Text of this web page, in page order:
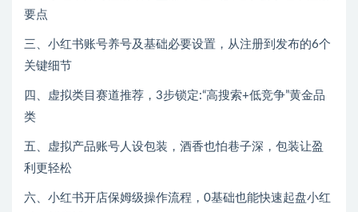
要点
三、小红书账号养号及基础必要设置，从注册到发布的6个
关键细节
四、虚拟类目赛道推荐，3步锁定:“高搜索+低竞争”黄金品
类
五、虚拟产品账号人设包装，酒香也怕巷子深，包装让盈
利更轻松
六、小红书开店保姆级操作流程，0基础也能快速起盘小红